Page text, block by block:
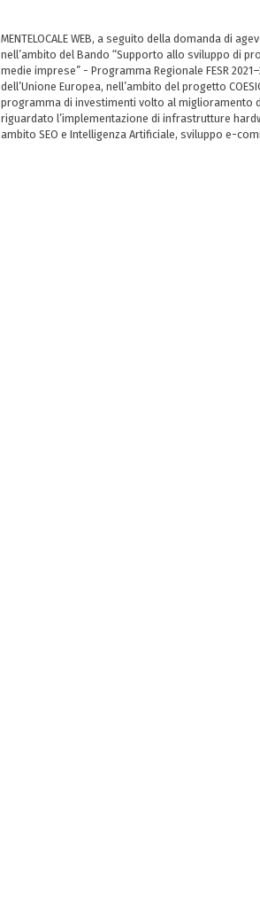
MENTELOCALE WEB, a seguito della domanda di
nell’ambito del Bando “Supporto allo sviluppo di
medie imprese” - Programma Regionale FESR
dell’Unione Europea, nell’ambito del progetto
programma di investimenti volto al miglioramento
riguardato l’implementazione di infrastrutture
ambito SEO e Intelligenza Artificiale, sviluppo e-